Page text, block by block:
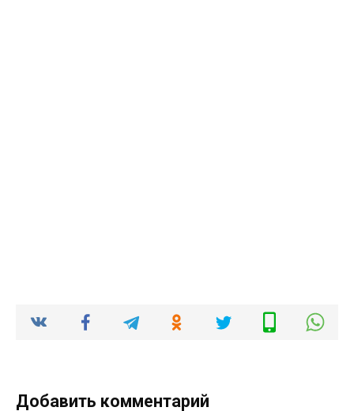
Добавить комментарий